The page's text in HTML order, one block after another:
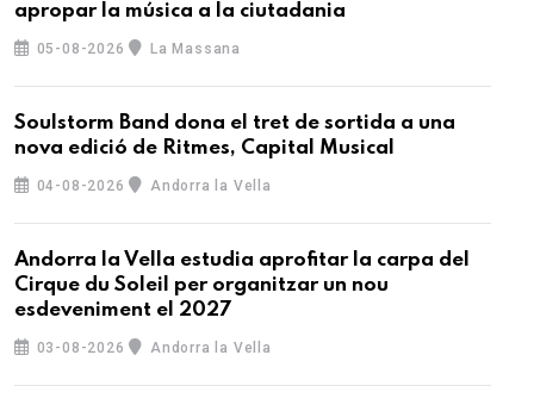
apropar la música a la ciutadania
05-08-2026 La Massana
Soulstorm Band dona el tret de sortida a una
nova edició de Ritmes, Capital Musical
04-08-2026 Andorra la Vella
Andorra la Vella estudia aprofitar la carpa del
Cirque du Soleil per organitzar un nou
esdeveniment el 2027
03-08-2026 Andorra la Vella